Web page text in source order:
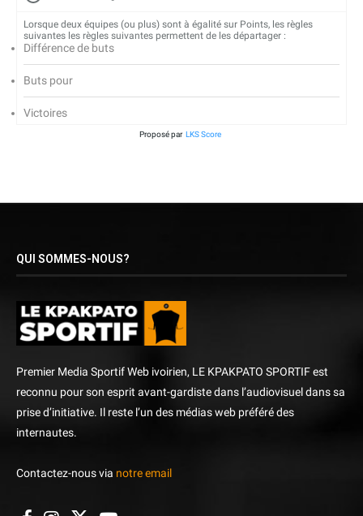
Lorsque deux équipes (ou plus) sont à égalité sur Points, les règles
suivantes les règles suivantes permettent de les départager :
Différence de buts
Buts pour
Victoires
Proposé par LKS Score
QUI SOMMES-NOUS?
Premier Media Sportif Web ivoirien, LE KPAKPATO SPORTIF est
reconnu pour son esprit avant-gardiste dans l’audiovisuel dans sa
prise d’initiative. Il reste l’un des médias web préféré des
internautes.
Contactez-nous via notre email